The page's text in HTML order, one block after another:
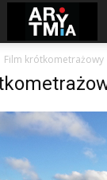
Film krótkometrażowy